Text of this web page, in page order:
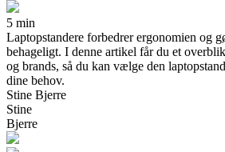
5 min
Laptopstandere forbedrer ergonomien og
behageligt. I denne artikel får du et
og brands, så du kan vælge den
dine behov.
Stine Bjerre
Stine
Bjerre